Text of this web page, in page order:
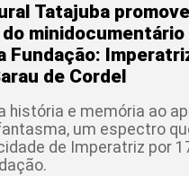
Tatajuba promove
minidocumentário
Fundação:
de Cordel
história e memória ao
um espectro
de Imperatriz por